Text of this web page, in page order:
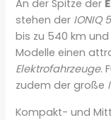
An der Spitze der
stehen der IONIQ 5
bis zu 540 km
Modelle einen
Elektrofahrzeuge.
zudem der große
Kompakt- und